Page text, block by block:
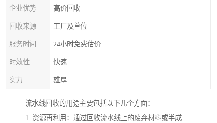
企业优势 高价回收
回收来源 工厂及单位
服务时间 24小时免费估价
时效性 快速
实力 雄厚
流水线回收的用途主要包括以下几个方面：
1. 资源再利用：通过回收流水线上的废弃材料或半成